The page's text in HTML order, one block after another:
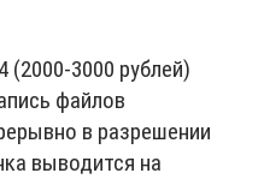
(2000-3000 рублей)
файлов
в разрешении
выводится на